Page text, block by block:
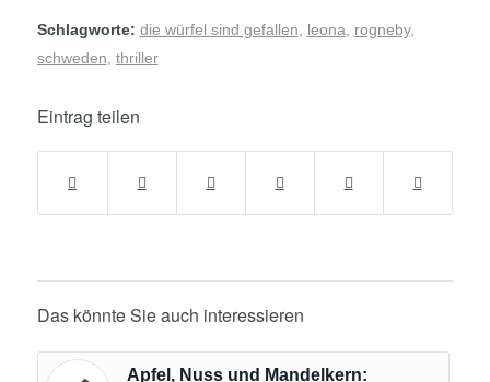
Schlagworte: die würfel sind gefallen leona rogneby,
schweden thriller
Eintrag teilen
Das könnte Sie auch interessieren
Apfel, Nuss und Mandelkern: